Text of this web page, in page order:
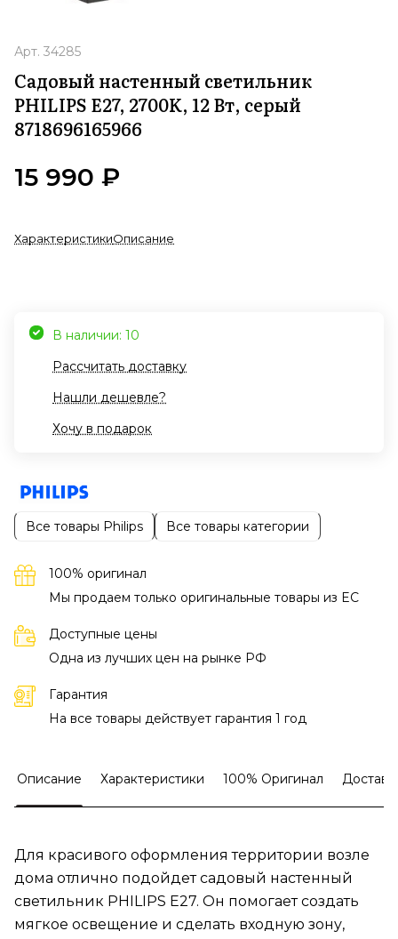
Арт. 34285
Садовый настенный светильник
PHILIPS E27, 2700K, 12 Вт, серый
8718696165966
15 990 ₽
ХарактеристикиОписание
В наличии: 10
Рассчитать доставку
Нашли дешевле?
Хочу в подарок
Все товары Philips Все товары категории
100% оригинал
Мы продаем только оригинальные товары из EC
Доступные цены
Одна из лучших цен на рынке РФ
Гарантия
На все товары действует гарантия 1 год
Описание Характеристики 100% Оригинал
Для красивого оформления территории возле
дома отлично подойдет садовый настенный
светильник PHILIPS E27. Он помогает создать
мягкое освещение и сделать входную зону,